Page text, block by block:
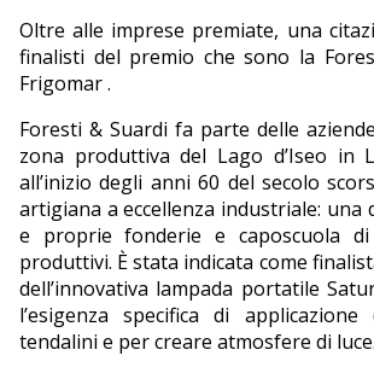
Oltre alle imprese premiate, una
finalisti del premio che sono la
Frigomar .
Foresti & Suardi fa parte delle
zona produttiva del Lago d’Iseo in
all’inizio degli anni 60 del secolo
artigiana a eccellenza industriale: una
e proprie fonderie e caposcuola
produttivi. È stata indicata come
dell’innovativa lampada portatile
l’esigenza specifica di
tendalini e per creare atmosfere di luce.